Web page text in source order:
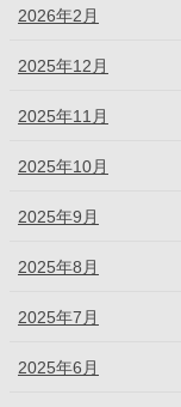
2026年2月
2025年12月
2025年11月
2025年10月
2025年9月
2025年8月
2025年7月
2025年6月